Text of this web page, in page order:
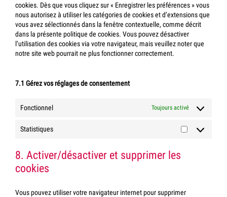
cookies. Dès que vous cliquez sur « Enregistrer les préférences » vous
nous autorisez à utiliser les catégories de cookies et d’extensions que
vous avez sélectionnés dans la fenêtre contextuelle, comme décrit
dans la présente politique de cookies. Vous pouvez désactiver
l’utilisation des cookies via votre navigateur, mais veuillez noter que
notre site web pourrait ne plus fonctionner correctement.
7.1 Gérez vos réglages de consentement
Fonctionnel Toujours activé
Statistiques
Statistiques
8. Activer/désactiver et supprimer les
cookies
Vous pouvez utiliser votre navigateur internet pour supprimer